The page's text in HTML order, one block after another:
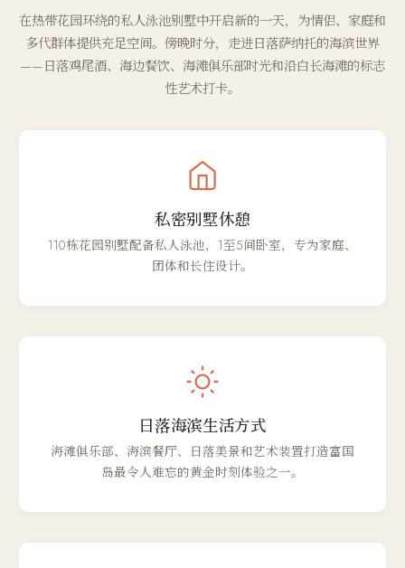
在热带花园环绕的私人泳池别墅中开启新的一天，为情侣、家庭和
多代群体提供充足空间。傍晚时分，走进日落萨纳托的海滨世界
——日落鸡尾酒、海边餐饮、海滩俱乐部时光和沿白长海滩的标志
性艺术打卡。
私密别墅休憩
110栋花园别墅配备私人泳池，1至5间卧室，专为家庭、
团体和长住设计。
日落海滨生活方式
海滩俱乐部、海滨餐厅、日落美景和艺术装置打造富国
岛最令人难忘的黄金时刻体验之一。